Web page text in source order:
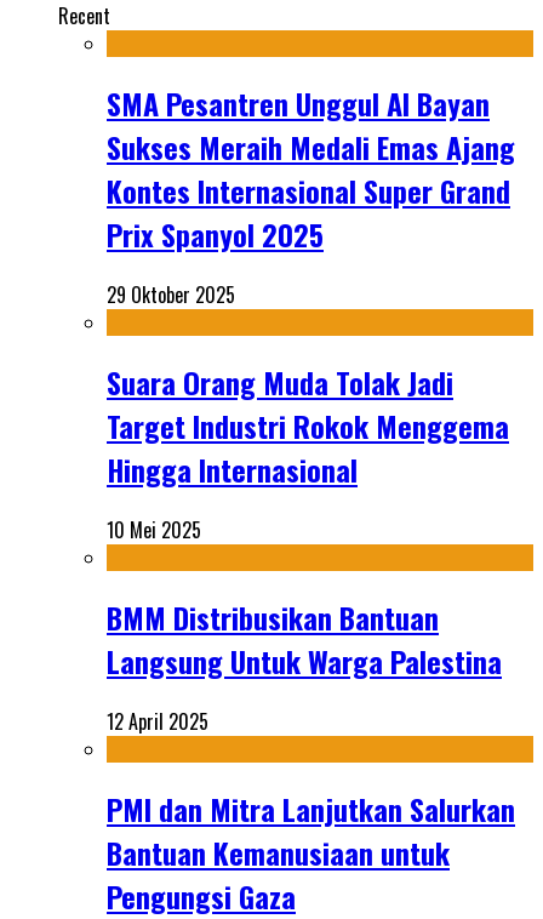
Recent
SMA Pesantren Unggul Al Bayan
Sukses Meraih Medali Emas Ajang
Kontes Internasional Super Grand
Prix Spanyol 2025
29 Oktober 2025
Suara Orang Muda Tolak Jadi
Target Industri Rokok Menggema
Hingga Internasional
10 Mei 2025
BMM Distribusikan Bantuan
Langsung Untuk Warga Palestina
12 April 2025
PMI dan Mitra Lanjutkan Salurkan
Bantuan Kemanusiaan untuk
Pengungsi Gaza